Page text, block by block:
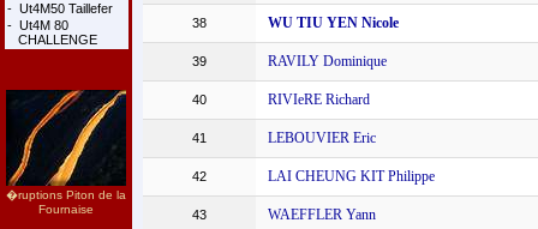
- Ut4M50 Taillefer
- Ut4M 80
CHALLENGE
�ruptions Piton de la
Fournaise
38 WU TIU YEN Nicole
39 RAVILY Dominique
40 RIVIeRE Richard
41 LEBOUVIER Eric
42 LAI CHEUNG KIT Philippe
43 WAEFFLER Yann